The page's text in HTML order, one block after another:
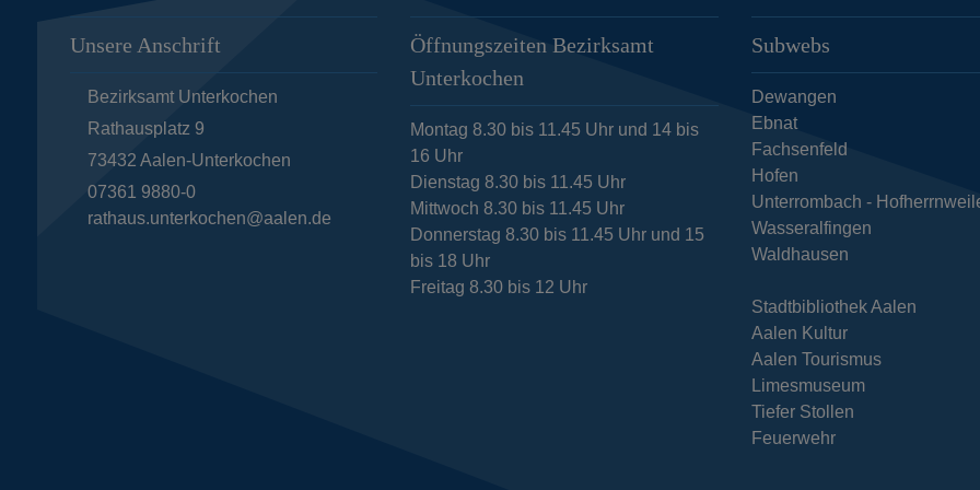
Unsere Anschrift
Bezirksamt Unterkochen
Rathausplatz 9
73432 Aalen-Unterkochen
07361 9880-0
rathaus.unterkochen@aalen.de
Öffnungszeiten Bezirksamt
Unterkochen
Montag 8.30 bis 11.45 Uhr und 14 bis
16 Uhr
Dienstag 8.30 bis 11.45 Uhr
Mittwoch 8.30 bis 11.45 Uhr
Donnerstag 8.30 bis 11.45 Uhr und 15
bis 18 Uhr
Freitag 8.30 bis 12 Uhr
Subwebs
Dewangen
Ebnat
Fachsenfeld
Hofen
Unterrombach -
Wasseralfingen
Waldhausen
Stadtbibliothek Aalen
Aalen Kultur
Aalen Tourismus
Limesmuseum
Tiefer Stollen
Feuerwehr